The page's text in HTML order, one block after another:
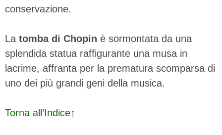
conservazione.
La tomba di Chopin è sormontata da una
splendida statua raffigurante una musa in
lacrime, affranta per la prematura scomparsa di
uno dei più grandi geni della musica.
Torna all’Indice↑